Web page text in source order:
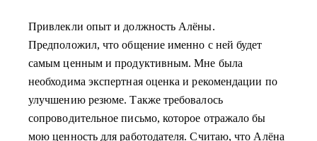
Привлекли опыт и должность Алёны.
Предположил, что общение именно с ней будет
самым ценным и продуктивным. Мне была
необходима экспертная оценка и рекомендации по
улучшению резюме. Также требовалось
сопроводительное письмо, которое отражало бы
мою ценность для работодателя. Считаю, что Алёна